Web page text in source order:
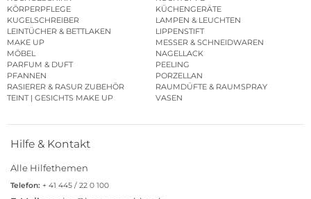
KÖRPERPFLEGE
KÜCHENGERÄTE
KUGELSCHREIBER
LAMPEN & LEUCHTEN
LEINTÜCHER & BETTLAKEN
LIPPENSTIFT
MAKE UP
MESSER & SCHNEIDWAREN
MÖBEL
NAGELLACK
PARFUM & DUFT
PEELING
PFANNEN
PORZELLAN
RASIERER & RASUR ZUBEHÖR
RAUMDÜFTE & RAUMSPRAY
TEINT | GESICHTS MAKE UP
VASEN
Hilfe & Kontakt
Alle Hilfethemen
Telefon: + 41 445 / 22 0 100